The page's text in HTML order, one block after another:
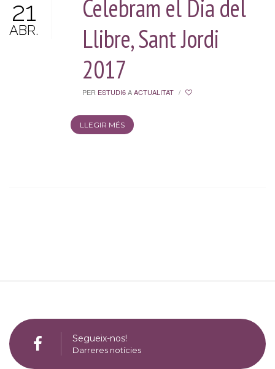
21
ABR.
Celebram el Dia del
Llibre, Sant Jordi
2017
PER ESTUDI6AACTUALITAT /
LLEGIR MÉS
Segueix-nos!
Darreres notícies